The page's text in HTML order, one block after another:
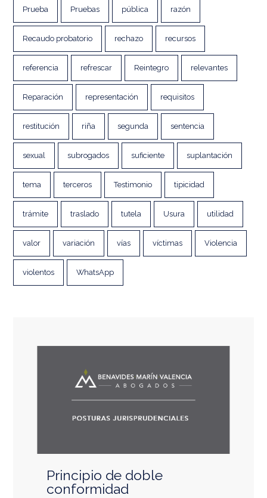
Prueba Pruebas pública razón
Recaudo probatorio rechazo recursos
referencia refrescar Reintegro relevantes
Reparación representación requisitos
restitución riña segunda sentencia
sexual subrogados suficiente suplantación
tema terceros Testimonio tipicidad
trámite traslado tutela Usura utilidad
valor variación vías víctimas Violencia
violentos WhatsApp
Principio de doble
conformidad